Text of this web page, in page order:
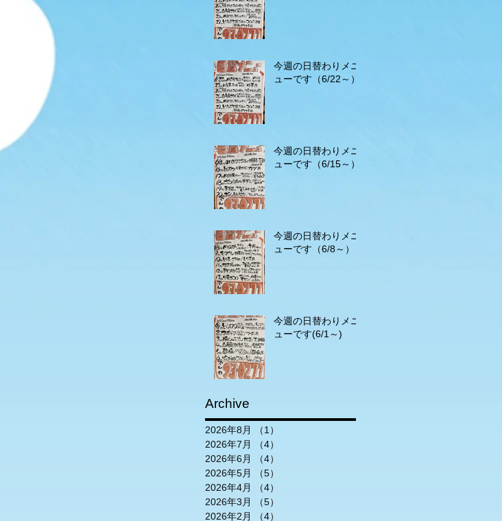
今週の日替わりメニ
ューです（6/22～）
今週の日替わりメニ
ューです（6/15～）
今週の日替わりメニ
ューです（6/8～）
今週の日替わりメニ
ューです(6/1～)
Archive
2026年8月 （1）
2026年7月
（4）
2026年6月
（4）
2026年5月
（5）
2026年4月
（4）
2026年3月
（5）
2026年2月
（4）